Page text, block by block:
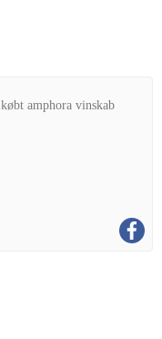
amphora vinskab